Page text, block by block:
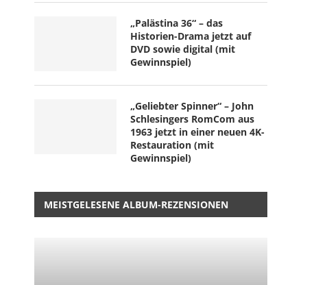
„Palästina 36“ – das
Historien-Drama jetzt auf
DVD sowie digital (mit
Gewinnspiel)
„Geliebter Spinner“ – John
Schlesingers RomCom aus
1963 jetzt in einer neuen 4K-
Restauration (mit
Gewinnspiel)
MEISTGELESENE ALBUM-REZENSIONEN